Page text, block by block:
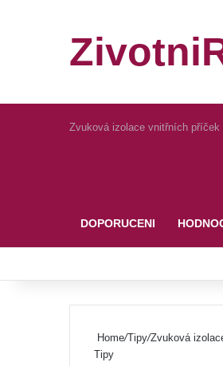
Zvuková izolace vnitřních
DOPORUCENI
Home/Tipy/Zvuková
Tipy